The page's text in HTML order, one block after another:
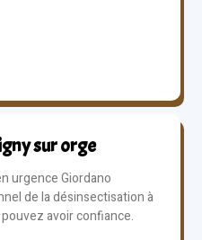
sur orge
urgence Giordano
de la désinsectisation à
avoir confiance.